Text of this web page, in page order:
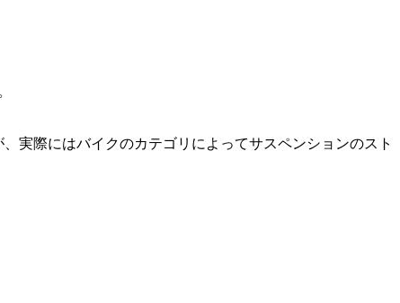
実際にはバイクのカテゴリによってサスペンションのスト